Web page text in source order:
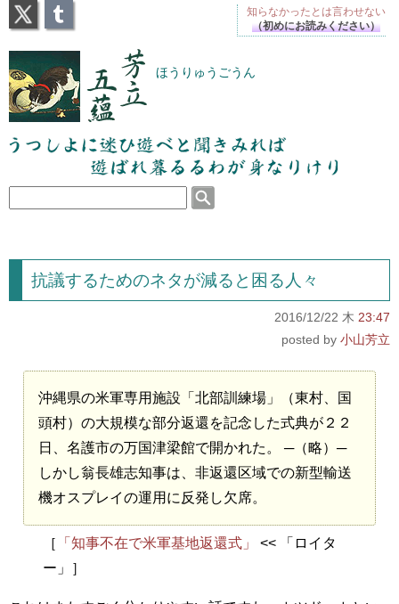
芳立五蘊 ほうりゅうごうん
うつしよに迷ひ遊べと聞きみれば遊ばれ暮るるわが
身なりけり
抗議するためのネタが減ると困る人々
2016/12/22 木 23:47
小山芳立
沖縄県の米軍専用施設「北部訓練場」（東村、国
頭村）の大規模な部分返還を記念した式典が２２
日、名護市の万国津梁館で開かれた。 ─（略）─
しかし翁長雄志知事は、非返還区域での新型輸送
機オスプレイの運用に反発し欠席。
［ 「知事不在で米軍基地返還式」
<< 「ロイタ
ー」］
知らなかったとは言わせない
（初めにお読みください）
X Tumblr